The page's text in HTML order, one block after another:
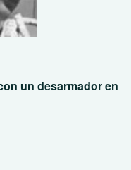
un desarmador en